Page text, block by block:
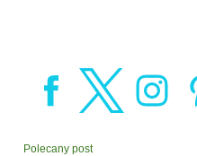
Polecany post